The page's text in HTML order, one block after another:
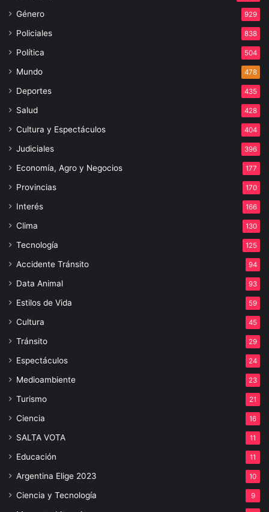
Género 929
Policiales 838
Política 504
Mundo 478
Deportes 435
Salud 428
Cultura y Espectáculos 404
Judiciales 396
Economía, Agro y Negocios 177
Provincias 170
Interés 166
Clima 130
Tecnología 125
Accidente Tránsito 94
Data Animal 93
Estilos de Vida 59
Cultura 45
Tránsito 29
Espectáculos 24
Medioambiente 23
Turismo 21
Ciencia 16
SALTA VOTA 11
Educación 11
Argentina Elige 2023 10
Ciencia y Tecnología 9